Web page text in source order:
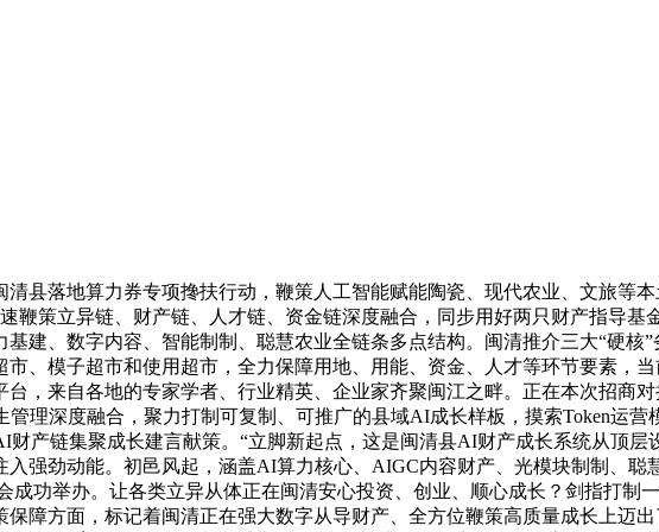
落地算力券专项搀扶行动，鞭策人工智能赋能陶瓷、现代农业、文旅等本
鞭策立异链、财产链、人才链、资金链深度融合，同步用好两只财产指导基
建、数字内容、智能制制、聪慧农业全链条多点结构。闽清推介三大“硬核
、模子超市和使用超市，全力保障用地、用能、资金、人才等环节要素，
，来自各地的专家学者、行业精英、企业家齐聚闽江之畔。正在本次招商
理深度融合，聚力打制可复制、可推广的县域AI成长样板，摸索Token运
产链集聚成长建言献策。“立脚新起点，这是闽清县AI财产成长系统从顶
强劲动能。初邑风起，涵盖AI算力核心、AIGC内容财产、光模块制制、聪
成功举办。让各类立异从体正在闽清安心投资、创业、顺心成长？剑指打制
障方面，标记着闽清正在强大数字从导财产、全方位鞭策高质量成长上迈